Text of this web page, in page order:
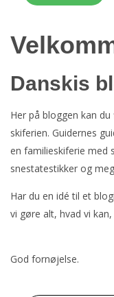
Danskis
Her på bloggen kan
skiferien. Guidernes
en familieskiferie med
snestatestikker og
Har du en idé til et
vi gøre alt, hvad vi
God fornøjelse.